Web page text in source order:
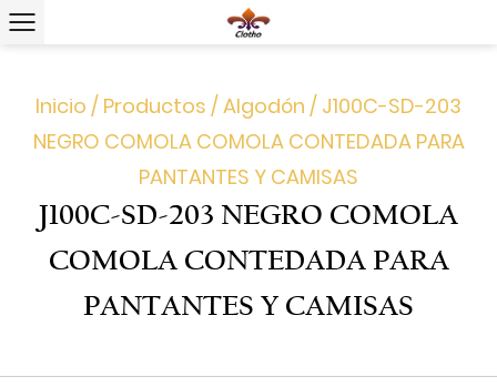
Inicio / Productos /Algodón / J100C-SD-203
NEGRO COMOLA COMOLA CONTEDADA PARA
PANTANTES Y CAMISAS
J100C-SD-203 NEGRO COMOLA
COMOLA CONTEDADA PARA
PANTANTES Y CAMISAS